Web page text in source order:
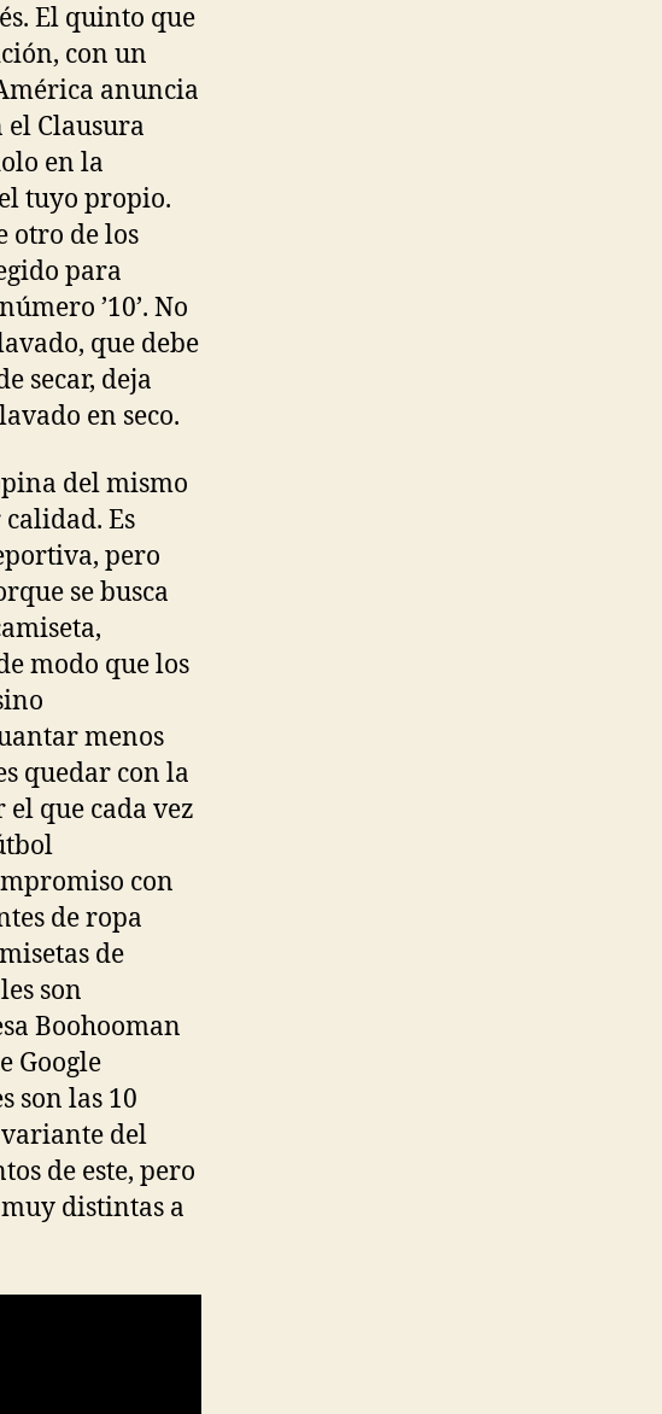
El quinto que
con un
anuncia
el Clausura
en la
tuyo propio.
otro de los
para
’10’. No
que debe
secar, deja
en seco.
del mismo
calidad. Es
pero
se busca
modo que los
menos
quedar con la
el que cada vez
con
de ropa
de
son
Boohooman
Google
son las 10
variante del
de este, pero
distintas a